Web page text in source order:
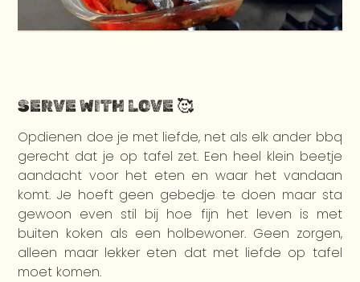
SERVE WITH LOVE 🥰
Opdienen doe je met liefde, net als elk ander bbq
gerecht dat je op tafel zet. Een heel klein beetje
aandacht voor het eten en waar het vandaan
komt. Je hoeft geen gebedje te doen maar sta
gewoon even stil bij hoe fijn het leven is met
buiten koken als een holbewoner. Geen zorgen,
alleen maar lekker eten dat met liefde op tafel
moet komen.